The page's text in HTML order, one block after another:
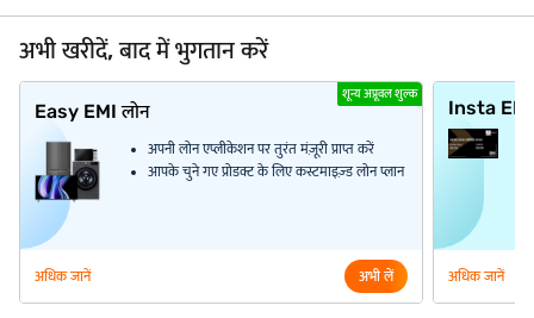
अभी खरीदें, बाद में भुगतान करें
शून्य अप्रूवल शुल्क
Easy EMI लोन
अपनी लोन एप्लीकेशन पर तुरंत मंज़ूरी प्राप्त करें
आपके चुने गए प्रोडक्ट के लिए कस्टमाइज़्ड लोन प्लान
अधिक जानें अभी लें
Insta
अधिक जानें